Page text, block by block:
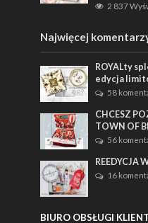
2 837
Najwięcej
ROYALty
edycja
58
CHCESZ
TOWN OF
56
REEDYCJA
16
BIURO OBSŁUGI